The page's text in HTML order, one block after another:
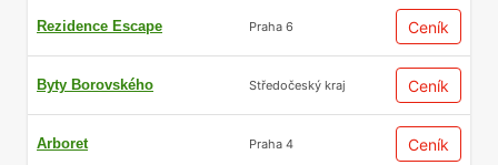
Rezidence Escape Praha 6 Ceník
Byty Borovského Středočeský kraj Ceník
Arboret Praha 4 Ceník